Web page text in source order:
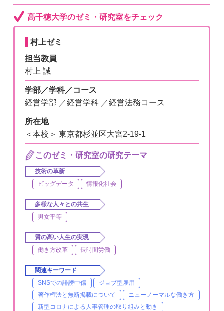
高千穂大学のゼミ・研究室をチェック
村上ゼミ
担当教員
村上 誠
学部／学科／コース
経営学部 ／経営学科 ／経営法務コース
所在地
＜本校＞ 東京都杉並区大宮2-19-1
このゼミ・研究室の研究テーマ
技術の革新
ビッグデータ
情報化社会
多様な人々との共生
男女平等
質の高い人生の実現
働き方改革
長時間労働
関連キーワード
SNSでの誹謗中傷
ジョブ型雇用
著作権法と無断掲載について
ニューノーマルな働き方
新型コロナによる人事管理の取り組みと動き